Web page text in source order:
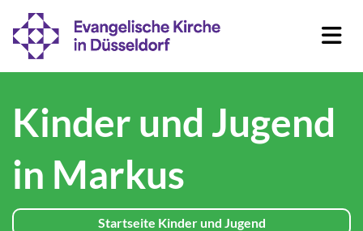
Kinder und Jugend
in Markus
Startseite Kinder und Jugend